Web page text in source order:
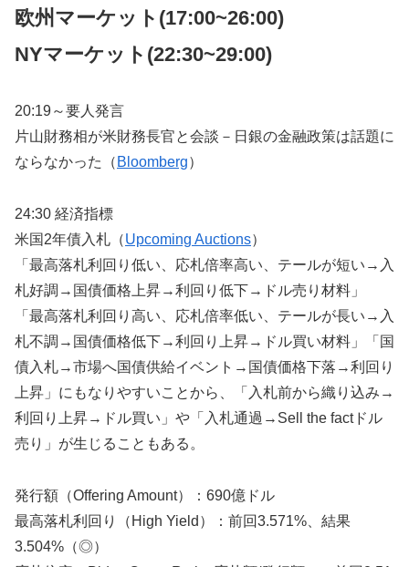
欧州マーケット(17:00~26:00)
NYマーケット (22:30~29:00)
20:19～要人発言
片山財務相が米財務長官と会談－日銀の金融政策は話題に
ならなかった（ Bloomberg）
24:30 経済指標
米国2年債入札（Upcoming Auctions）
「最高落札利回り低い、応札倍率高い、テールが短い→入
札好調→国債価格上昇→利回り低下→ドル売り材料」
「最高落札利回り高い、応札倍率低い、テールが長い→入
札不調→国債価格低下→利回り上昇→ドル買い材料」「国
債入札→市場へ国債供給イベント→国債価格下落→利回り
上昇」にもなりやすいことから、「入札前から織り込み→
利回り上昇→ドル買い」や「入札通過→Sell the factドル
売り」が生じることもある。
発行額（Offering Amount）：690億ドル
最高落札利回り（High Yield）：前回3.571%、結果
3.504%（◎）